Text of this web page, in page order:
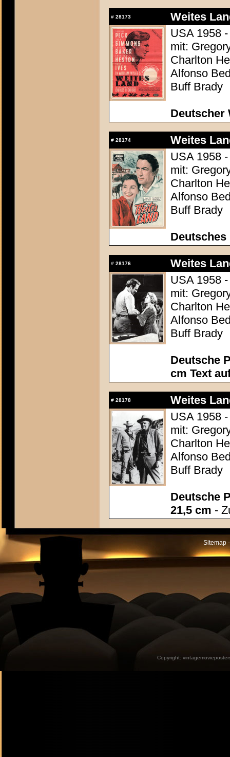
# 28173
Weites
USA 1958
mit:
Charlton
Alfonso
Buff Brady
Deutscher
# 28174
Weites
USA 1958
mit:
Charlton
Alfonso
Buff Brady
# 28176
Weites
USA 1958
mit:
Charlton
Alfonso
Buff Brady
Deutsche
cm Text
# 28178
Weites
USA 1958
mit:
Charlton
Alfonso
Buff Brady
Deutsche
21,5 cm -
Sitemap
Copyright: